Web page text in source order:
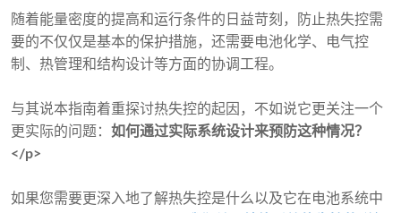
随着能量密度的提高和运行条件的日益苛刻，防止热失控需
要的不仅仅是基本的保护措施，还需要电池化学、电气控
制、热管理和结构设计等方面的协调工程。
与其说本指南着重探讨热失控的起因，不如说它更关注一个
更实际的问题： 如何通过实际系统设计来预防这种情况？
</p>
如果您需要更深入地了解热失控是什么以及它在电池系统中